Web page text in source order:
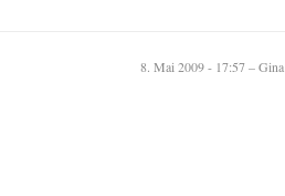
8. Mai 2009 - 17:57 – Gina